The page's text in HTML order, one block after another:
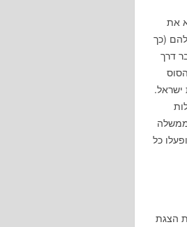
את
(כך
דרך
ישראל.
סברו ופעלו כל
הצגת